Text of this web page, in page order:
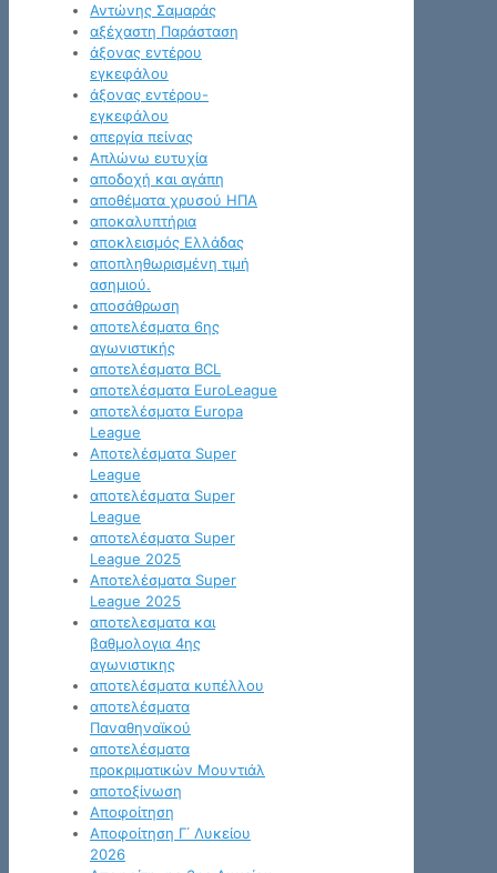
Αντώνης Σαμαράς
αξέχαστη Παράσταση
άξονας εντέρου
εγκεφάλου
άξονας εντέρου-
εγκεφάλου
απεργία πείνας
Απλώνω ευτυχία
αποδοχή και αγάπη
αποθέματα χρυσού ΗΠΑ
αποκαλυπτήρια
αποκλεισμός Ελλάδας
αποπληθωρισμένη τιμή
ασημιού.
αποσάθρωση
αποτελέσματα 6ης
αγωνιστικής
αποτελέσματα BCL
αποτελέσματα EuroLeague
αποτελέσματα Europa
League
Αποτελέσματα Super
League
αποτελέσματα Super
League
αποτελέσματα Super
League 2025
Αποτελέσματα Super
League 2025
αποτελεσματα και
βαθμολογια 4ης
αγωνιστικης
αποτελέσματα κυπέλλου
αποτελέσματα
Παναθηναϊκού
αποτελέσματα
προκριματικών Μουντιάλ
αποτοξίνωση
Αποφοίτηση
Αποφοίτηση Γ΄ Λυκείου
2026